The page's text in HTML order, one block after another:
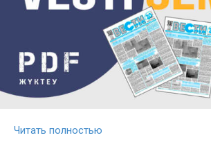
Читать полностью